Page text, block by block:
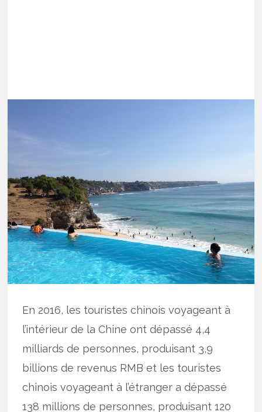
En 2016, les touristes chinois voyageant à
l’intérieur de la Chine ont dépassé 4,4
milliards de personnes, produisant 3,9
billions de revenus RMB et les touristes
chinois voyageant à l’étranger a dépassé
138 millions de personnes, produisant 120